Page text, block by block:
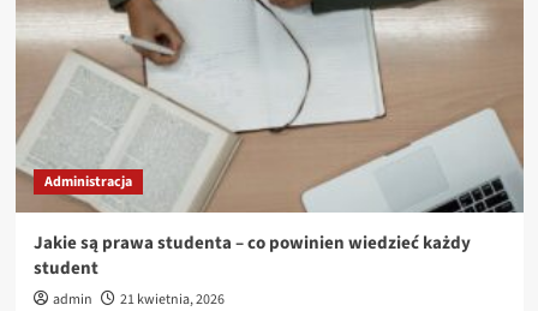
Administracja
Jakie są prawa studenta – co powinien wiedzieć każdy
student
admin 21 kwietnia, 2026